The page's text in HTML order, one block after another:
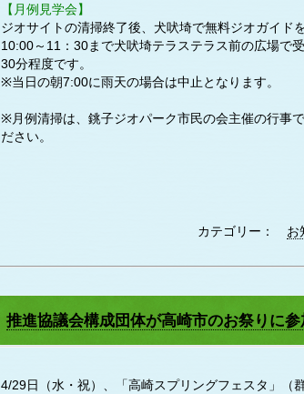
【月例見学会】
ジオサイトの清掃終了後、犬吠埼で無料ジオガイド
10:00～11：30まで犬吠埼テラステラス前の広場で
30分程度です。
※当日の朝7:00に雨天の場合は中止となります。
※月例清掃は、銚子ジオパーク市民の会主催の行事で
ださい。
カテゴリー： お
推進協議会構成団体が高崎市のお祭りに
4/29日（水・祝）、「高崎スプリングフェスタ」（